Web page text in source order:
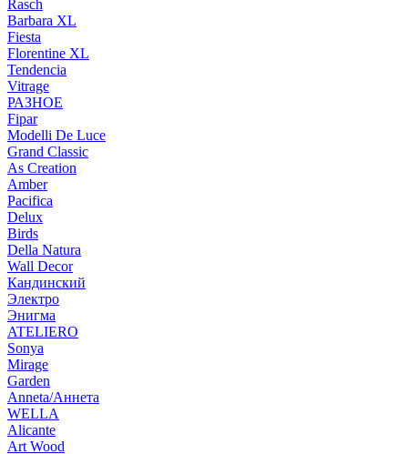
Rasch
Barbara XL
Fiesta
Florentine XL
Tendencia
Vitrage
РАЗНОЕ
Fipar
Modelli De Luce
Grand Classic
As Creation
Amber
Pacifica
Delux
Birds
Della Natura
Wall Decor
Кандинский
Электро
Энигма
ATELIERO
Sonya
Mirage
Garden
Anneta/Аннета
WELLA
Alicante
Art Wood